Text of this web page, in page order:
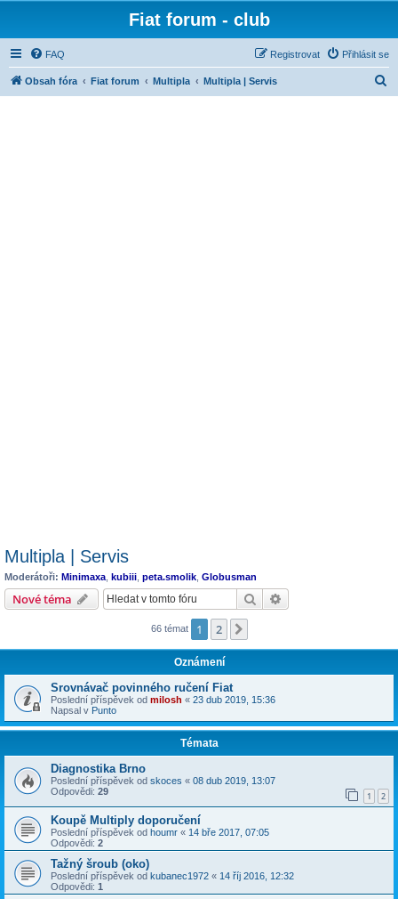
Fiat forum - club
FAQ Přihlásit se
Registrovat
Obsah fóra Fiat forum Multipla Multipla | Servis
Multipla | Servis
Moderátoři: Minimaxa kubiii peta.smolik Globusman
Nové téma Hledat
66 témat 1 2
Oznámení
Srovnávač povinného ručení Fiat
Poslední příspěvek od milosh « 23 dub 2019, 15:36
Napsal v Punto
Témata
Diagnostika Brno
Poslední příspěvek od skoces « 08 dub 2019, 13:07
Odpovědi: 29 1 2
Koupě Multiply doporučení
Poslední příspěvek od houmr « 14 bře 2017, 07:05
Odpovědi: 2
Tažný šroub (oko)
Poslední příspěvek od kubanec1972 « 14 říj 2016, 12:32
Odpovědi: 1